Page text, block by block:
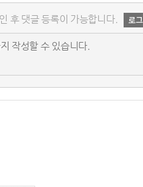
후 댓글 등록이 가능합니다.